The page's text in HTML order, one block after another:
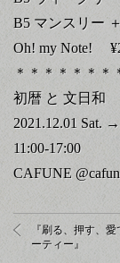
B5 マンスリー
Oh! my Note!
＊＊＊＊＊＊＊
初暦 と 文日和
2021.12.01 Sat.
11:00-17:00
CAFUNE
『刷る、押す、
ーティー』